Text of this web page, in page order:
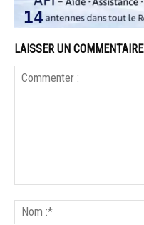
LAISSER UN COMMENTAIRE